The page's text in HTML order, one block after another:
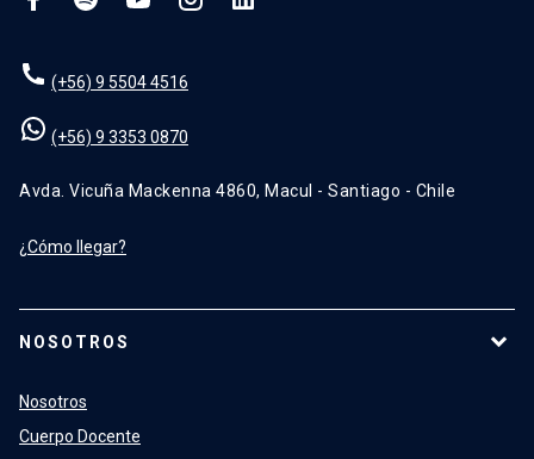
(+56) 9 5504 4516
(+56) 9 3353 0870
Avda. Vicuña Mackenna 4860, Macul - Santiago - Chile
¿Cómo llegar?
NOSOTROS
Nosotros
Cuerpo Docente